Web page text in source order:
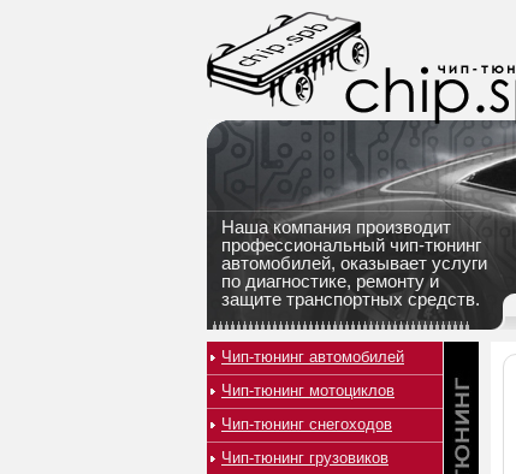
Наша компания производит
профессиональный чип-тюнинг
автомобилей, оказывает услуги
по диагностике, ремонту и
защите транспортных средств.
Чип-тюнинг автомобилей
Чип-тюнинг мотоциклов
Чип-тюнинг снегоходов
Чип-тюнинг грузовиков